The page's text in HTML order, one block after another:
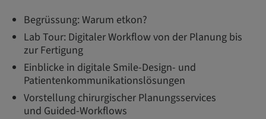
Begrüssung: Warum etkon?
Lab Tour: Digitaler Workflow von der Planung bis
zur Fertigung
Einblicke in digitale Smile-Design- und
Patientenkommunikationslösungen
Vorstellung chirurgischer Planungsservices
und Guided-Workflows